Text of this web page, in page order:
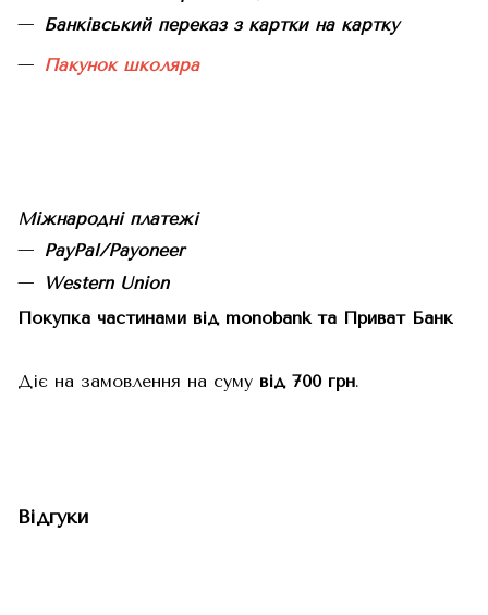
Банківський переказ з картки на картку
Пакунок школяра
Міжнародні платежі
PayPal/Payoneer
Western Union
Покупка частинами від monobank та Приват Банк
Діє на замовлення на суму від 700 грн.
Відгуки